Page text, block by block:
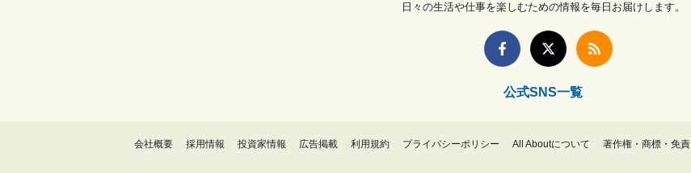
日々の生活や仕事を楽しむための情報を毎日お届けします。
公式SNS一覧
会社概要 採用情報 投資家情報 広告掲載 利用規約 プライバシーポリシー All Aboutについて 著作権・商標・免責